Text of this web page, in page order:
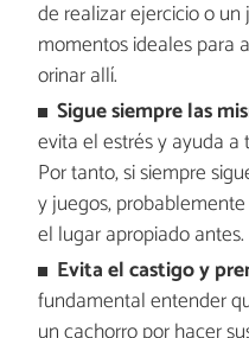
de realizar ejercicio o un
momentos ideales para
orinar allí.
Sigue siempre las
evita el estrés y ayuda
Por tanto, si siempre
y juegos,
el lugar apropiado antes.
Evita el castigo y
fundamental entender